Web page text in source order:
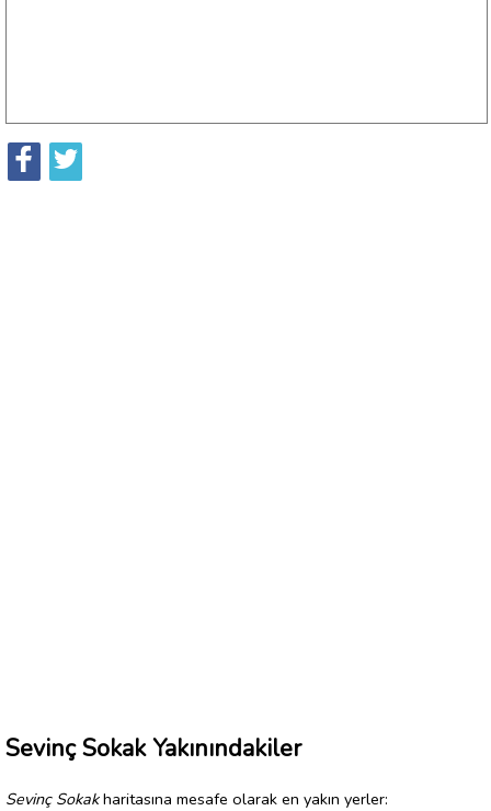
Sevinç Sokak Yakınındakiler
Sevinç Sokakharitasına mesafe olarak en yakın yerler: